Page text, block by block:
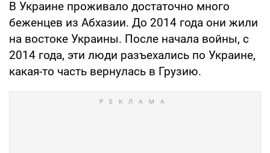
В Украине проживало достаточно много
беженцев из Абхазии. До 2014 года они жили
на востоке Украины. После начала войны, с
2014 года, эти люди разъехались по Украине,
какая-то часть вернулась в Грузию.